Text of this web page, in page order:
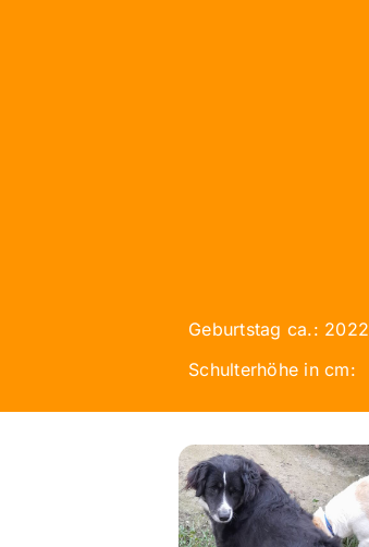
Geburtstag ca.: 2022
Schulterhöhe in cm: